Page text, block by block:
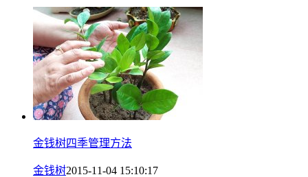
金钱树四季管理方法
金钱树2015-11-04 15:10:17